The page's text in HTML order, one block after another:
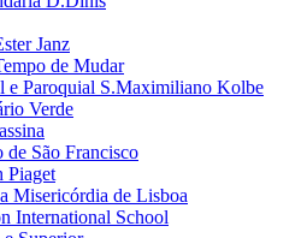
Janz
de Mudar
e Paroquial S.Maximiliano Kolbe
Verde
de São Francisco
Piaget
Misericórdia de Lisboa
International School